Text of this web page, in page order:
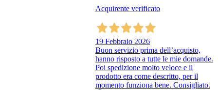
Acquirente verificato
19 Febbraio 2026
Buon servizio prima dell’acquisto,
hanno risposto a tutte le mie domande.
Poi spedizione molto veloce e il
prodotto era come descritto, per il
momento funziona bene. Consigliato.